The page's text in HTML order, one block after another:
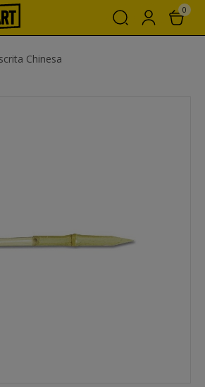
0
Chinesa